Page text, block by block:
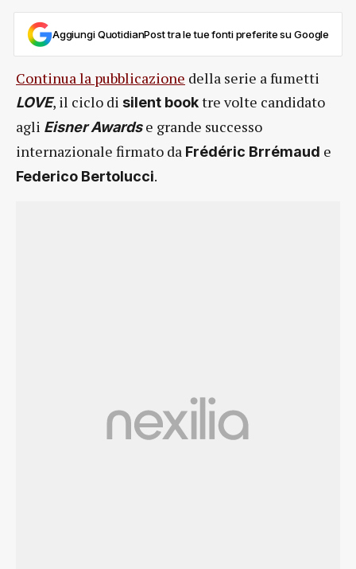
Aggiungi QuotidianPost tra le tue fonti preferite su Google
Continua la pubblicazione della serie a fumetti
LOVE, il ciclo di silent booktre volte candidato
agli Eisner Awards e grande successo
internazionale firmato da Frédéric Brrémaud e
Federico Bertolucci.